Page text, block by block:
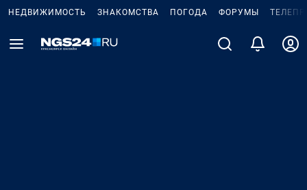
НЕДВИЖИМОСТЬ ЗНАКОМСТВА ПОГОДА ФОРУМЫ